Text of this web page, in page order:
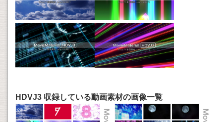
HDVJ3 収録している動画素材の画像一覧